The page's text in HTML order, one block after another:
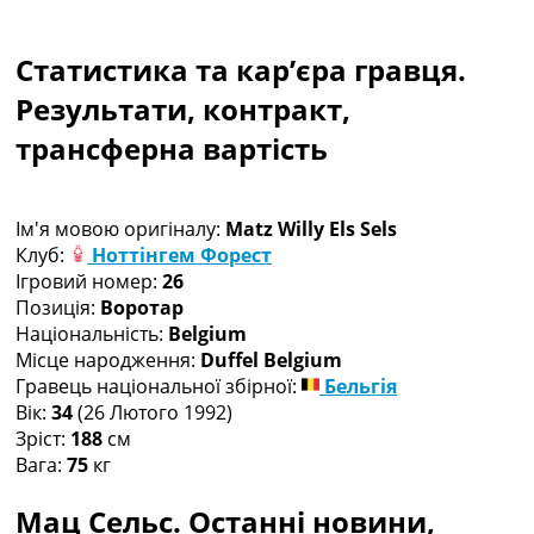
Чемпіонат Світу
Україна. Прем’єр-Ліга
Україна. Перша Ліга
Ліга Чемпіонів
Ще Турніри >>>
Таблиці
Чемпіонат Світу. Турнирні таблиці
Таблиця УПЛ
Перша Ліга
Таблиця АПЛ
Таблиця Ла Ліги
Таблиця Ліги Чемпіонів
Всі таблиці >>>
Рейтинги
Рейтинг клубів УЄФА
Статистика та кар’єра гравця.
Результати, контракт,
трансферна вартість
Ім'я мовою оригіналу: Matz Willy Els Sels
Клуб:
Ноттінгем Форест
Ігровий номер: 26
Позиція: Воротар
Національність: Belgium
Місце народження: Duffel Belgium
Гравець національної збірної:
Бельгія
Вік: 34(26 Лютого 1992)
Зріст: 188 см
Вага: 75 кг
Мац Сельс. Останні новини,